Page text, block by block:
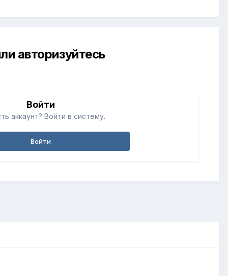
авторизуйтесь
Войти
аккаунт? Войти в систему.
Войти